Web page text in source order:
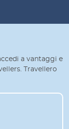
a vantaggi e
Travellero